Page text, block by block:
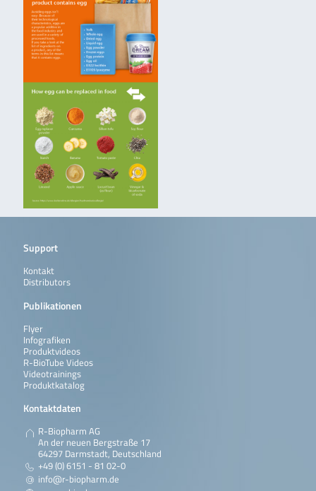
Support
Kontakt
Distributors
Publikationen
Flyer
Infografiken
Produktvideos
R-BioTube Videos
Videotrainings
Produktkatalog
Kontaktdaten
R-Biopharm AG
An der neuen Bergstraße 17
64297 Darmstadt, Deutschland
+49 (0) 6151 - 81 02-0
info@r-biopharm.de